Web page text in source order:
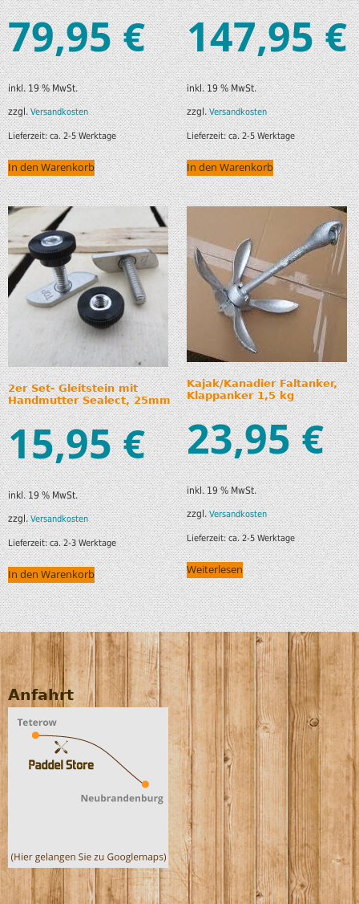
79,95€
inkl. 19 % MwSt.
zzgl.Versandkosten
Lieferzeit:ca. 2-5 Werktage
In den Warenkorb
147,95€
inkl. 19 % MwSt.
zzgl.Versandkosten
Lieferzeit:ca. 2-5 Werktage
In den Warenkorb
2er Set- Gleitstein mit
Handmutter Sealect, 25mm
15,95€
inkl. 19 % MwSt.
zzgl.Versandkosten
Lieferzeit:ca. 2-3 Werktage
In den Warenkorb
Kajak/Kanadier Faltanker,
Klappanker 1,5 kg
23,95€
inkl. 19 % MwSt.
zzgl.Versandkosten
Lieferzeit:ca. 2-5 Werktage
Weiterlesen
Anfahrt